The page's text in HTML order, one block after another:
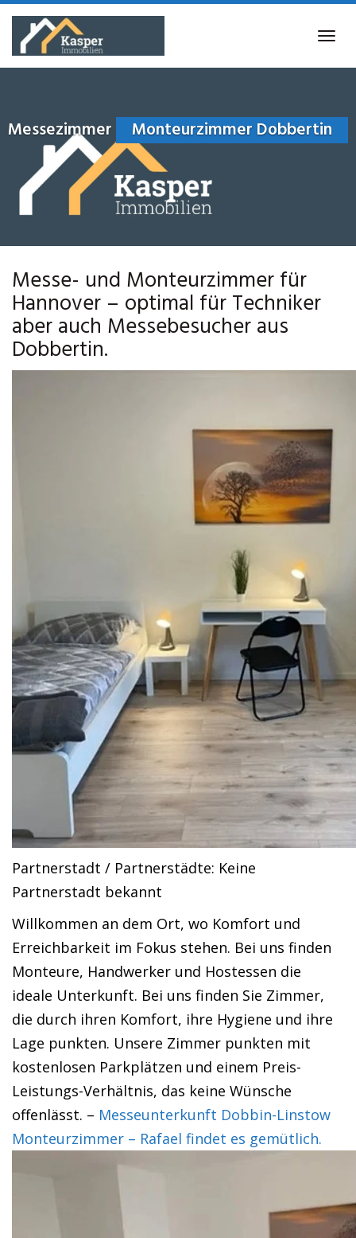
Skip
main
Messezimmer Monteurzimmer Dobbertin
Messe- und Monteurzimmer für
Hannover – optimal für Techniker
aber auch Messebesucher aus
Dobbertin.
Partnerstadt / Partnerstädte: Keine
Partnerstadt bekannt
Willkommen an dem Ort, wo Komfort und
Erreichbarkeit im Fokus stehen. Bei uns finden
Monteure, Handwerker und Hostessen die
ideale Unterkunft. Bei uns finden Sie Zimmer,
die durch ihren Komfort, ihre Hygiene und ihre
Lage punkten. Unsere Zimmer punkten mit
kostenlosen Parkplätzen und einem Preis-
Leistungs-Verhältnis, das keine Wünsche
offenlässt. – Messeunterkunft Dobbin-Linstow
Monteurzimmer – Rafael findet es gemütlich.